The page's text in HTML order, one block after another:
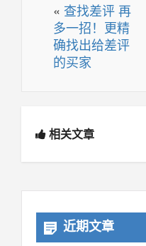
« 查找差评 再
多一招！更精
确找出给差评
的买家
相关文章
近期文章